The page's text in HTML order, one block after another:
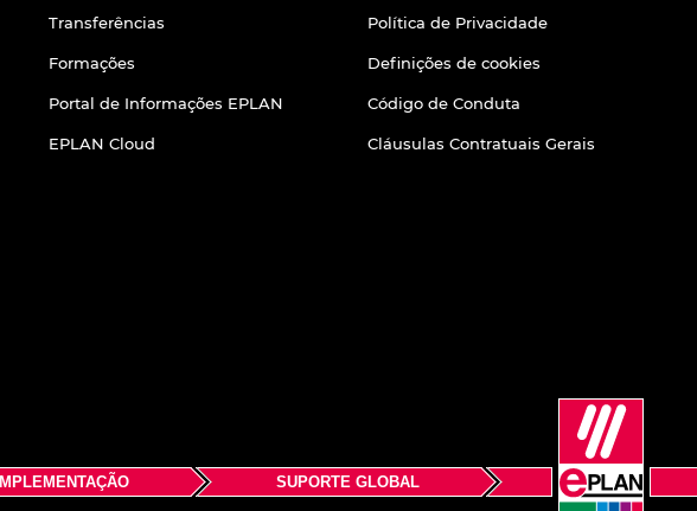
Transferências
Formações
Portal de Informações EPLAN
EPLAN Cloud
Política de Privacidade
Definições de cookies
Código de Conduta
Cláusulas Contratuais Gerais
IMPLEMENTAÇÃO SUPORTE GLOBAL